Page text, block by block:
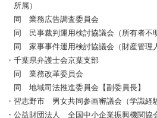
所属）
同 業務広告調査委員会
同 民事裁判運用検討協議会（所有者不
同 家事事件運用検討協議会（財産管理
・千葉県弁護士会京葉支部
同 業務改革委員会
同 地域司法推進委員会【副委員長】
・習志野市 男女共同参画審議会（学識経
・公益財団法人 全国中小企業振興機関協